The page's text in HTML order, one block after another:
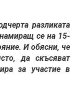
разликата
се на 15-
И обясни, че
да скъсяват
за участие в